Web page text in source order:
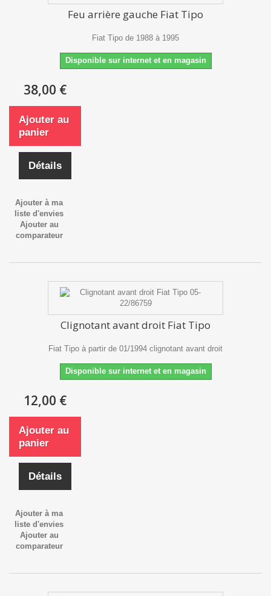
Feu arrière gauche Fiat Tipo
Fiat Tipo de 1988 à 1995
Disponible sur internet et en magasin
38,00 €
Ajouter au
panier
Détails
Ajouter à ma
liste d'envies
Ajouter au
comparateur
Clignotant avant droit Fiat Tipo
Fiat Tipo à partir de 01/1994 clignotant avant droit
Disponible sur internet et en magasin
12,00 €
Ajouter au
panier
Détails
Ajouter à ma
liste d'envies
Ajouter au
comparateur